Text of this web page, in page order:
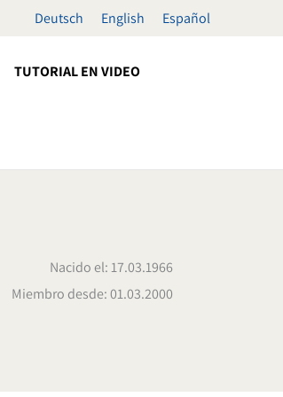
Deutsch English Español
TUTORIAL EN VIDEO
Nacido el: 17.03.1966
Miembro desde: 01.03.2000